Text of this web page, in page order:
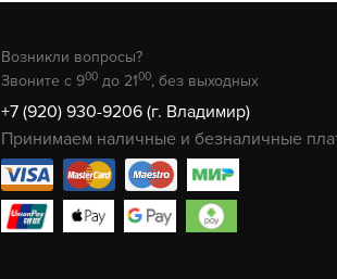
Возникли вопросы?
Звоните с 900 до 2100, без выходных
+7 (920) 930-9206 (г. Владимир)
Принимаем наличные и безналичные